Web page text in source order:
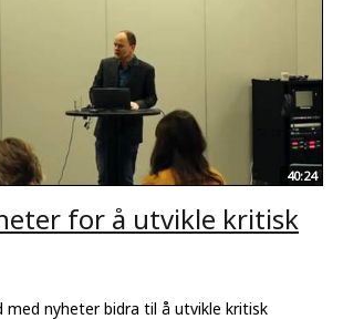
40:24
for å utvikle kritisk
med nyheter bidra til å utvikle kritisk